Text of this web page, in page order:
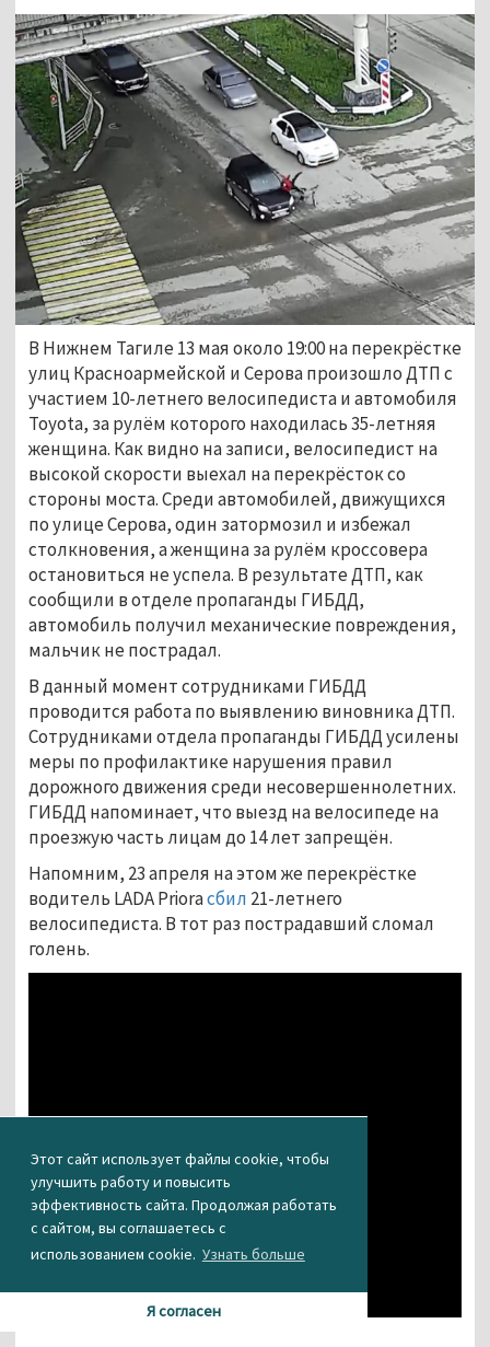
Этот сайт использует файлы cookie, чтобы
улучшить работу и повысить
эффективность сайта. Продолжая работать
с сайтом, вы соглашаетесь с
использованием cookie. Узнать больше
Я согласен
В Нижнем Тагиле 13 мая около 19:00 на перекрёстке
улиц Красноармейской и Серова произошло ДТП с
участием 10-летнего велосипедиста и автомобиля
Toyota, за рулём которого находилась 35-летняя
женщина. Как видно на записи, велосипедист на
высокой скорости выехал на перекрёсток со
стороны моста. Среди автомобилей, движущихся
по улице Серова, один затормозил и избежал
столкновения, а женщина за рулём кроссовера
остановиться не успела. В результате ДТП, как
сообщили в отделе пропаганды ГИБДД,
автомобиль получил механические повреждения,
мальчик не пострадал.
В данный момент сотрудниками ГИБДД
проводится работа по выявлению виновника ДТП.
Сотрудниками отдела пропаганды ГИБДД усилены
меры по профилактике нарушения правил
дорожного движения среди несовершеннолетних.
ГИБДД напоминает, что выезд на велосипеде на
проезжую часть лицам до 14 лет запрещён.
Напомним, 23 апреля на этом же перекрёстке
водитель LADA Prioraсбил 21-летнего
велосипедиста. В тот раз пострадавший сломал
голень.